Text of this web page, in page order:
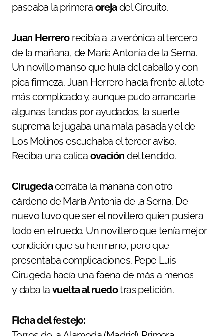
paseaba la primera orejadel Circuito.
Juan Herrerorecibía a la verónica al tercero
de la mañana, de María Antonia de la Serna.
Un novillo manso que huía del caballo y con
pica firmeza. Juan Herrero hacía frente al lote
más complicado y, aunque pudo arrancarle
algunas tandas por ayudados, la suerte
suprema le jugaba una mala pasada y el de
Los Molinos escuchaba el tercer aviso.
Recibía una cálida ovación del tendido.
Cirugedacerraba la mañana con otro
cárdeno de María Antonia de la Serna. De
nuevo tuvo que ser el novillero quien pusiera
todo en el ruedo. Un novillero que tenía mejor
condición que su hermano, pero que
presentaba complicaciones. Pepe Luis
Cirugeda hacía una faena de más a menos
y daba lavuelta al ruedotras petición.
Ficha del festejo: